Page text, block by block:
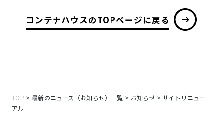
コンテナハウスのTOPページに戻る
TOP >最新のニュース（お知らせ）一覧 > お知らせ >サイトリニュー
アル